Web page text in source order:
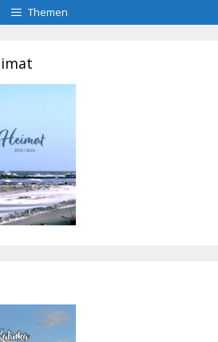
Themen